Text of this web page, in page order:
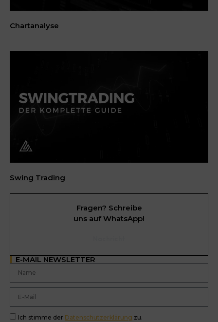
Chartanalyse
Swing Trading
Fragen? Schreibe
uns auf WhatsApp!
E-MAIL NEWSLETTER
Ich stimme der Datenschutzerklärung zu.